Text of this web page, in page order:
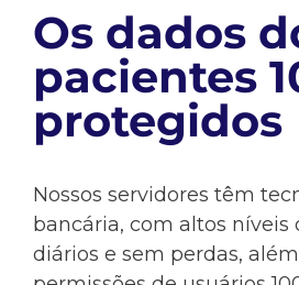
Os dados
pacientes
protegidos​
Nossos servidores têm
bancária, com altos
diários e sem perdas,